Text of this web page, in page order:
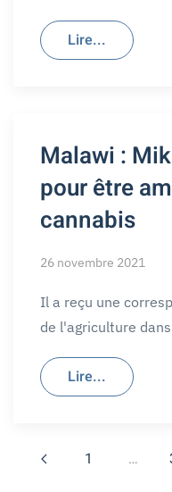
Lire...
Malawi :
pour être
cannabis
26 novembre 2021
Il a reçu une
de l'agriculture
Lire...
1 …